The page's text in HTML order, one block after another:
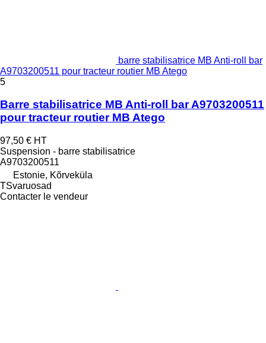
barre stabilisatrice MB Anti-roll bar
A9703200511 pour tracteur routier MB Atego
5
Barre stabilisatrice MB Anti-roll bar A9703200511
pour tracteur routier MB Atego
97,50 € HT
Suspension - barre stabilisatrice
A9703200511
Estonie, Kõrveküla
TSvaruosad
Contacter le vendeur